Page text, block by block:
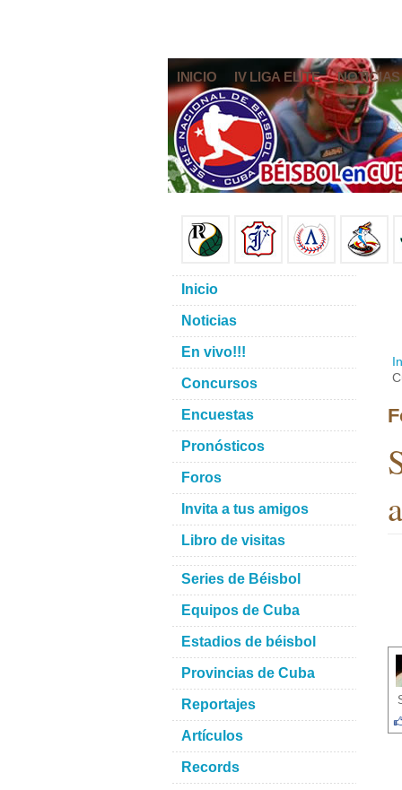
INICIO IV LIGA ELITE NOTICIAS
Inicio
Noticias
En vivo!!!
Concursos
Encuestas
Pronósticos
Foros
Invita a tus amigos
Libro de visitas
Series de Béisbol
Equipos de Cuba
Estadios de béisbol
Provincias de Cuba
Reportajes
Artículos
Records